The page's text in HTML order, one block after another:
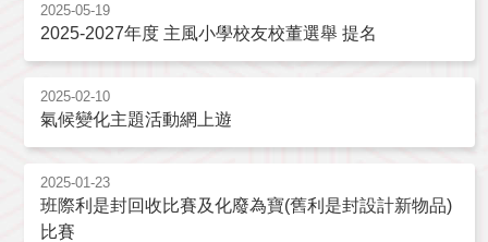
2025-05-19
2025-2027年度 主風小學校友校董選舉 提名
2025-02-10
氣候變化主題活動網上遊
2025-01-23
班際利是封回收比賽及化廢為寶(舊利是封設計新物品)
比賽